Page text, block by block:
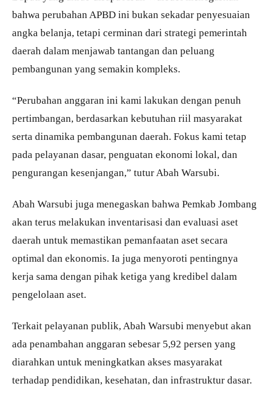
bahwa perubahan APBD ini bukan sekadar penyesuaian
angka belanja, tetapi cerminan dari strategi pemerintah
daerah dalam menjawab tantangan dan peluang
pembangunan yang semakin kompleks.
“Perubahan anggaran ini kami lakukan dengan penuh
pertimbangan, berdasarkan kebutuhan riil masyarakat
serta dinamika pembangunan daerah. Fokus kami tetap
pada pelayanan dasar, penguatan ekonomi lokal, dan
pengurangan kesenjangan,” tutur Abah Warsubi.
Abah Warsubi juga menegaskan bahwa Pemkab Jombang
akan terus melakukan inventarisasi dan evaluasi aset
daerah untuk memastikan pemanfaatan aset secara
optimal dan ekonomis. Ia juga menyoroti pentingnya
kerja sama dengan pihak ketiga yang kredibel dalam
pengelolaan aset.
Terkait pelayanan publik, Abah Warsubi menyebut akan
ada penambahan anggaran sebesar 5,92 persen yang
diarahkan untuk meningkatkan akses masyarakat
terhadap pendidikan, kesehatan, dan infrastruktur dasar.